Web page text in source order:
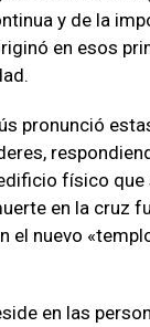
y de la
en esos
pronunció
físico
en la cruz
nuevo
en las